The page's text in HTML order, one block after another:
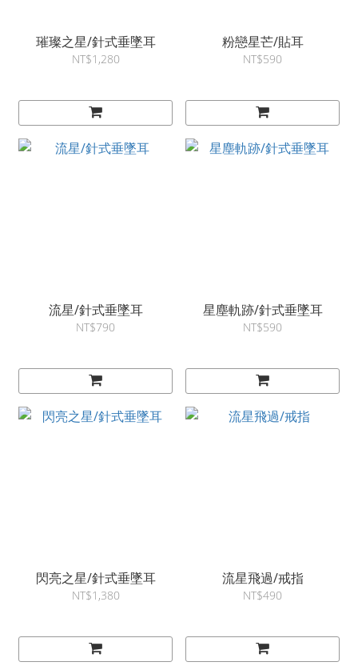
璀璨之星/針式垂墜耳
NT$1,280
粉戀星芒/貼耳
NT$590
流星/針式垂墜耳
NT$790
星塵軌跡/針式垂墜耳
NT$590
閃亮之星/針式垂墜耳
NT$1,380
流星飛過/戒指
NT$490